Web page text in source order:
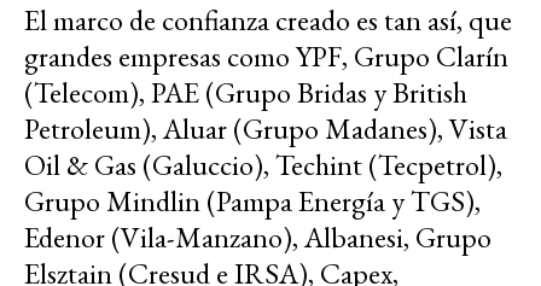
El marco de confianza creado es tan así, que
grandes empresas como YPF, Grupo Clarín
(Telecom), PAE (Grupo Bridas y British
Petroleum), Aluar (Grupo Madanes), Vista
Oil & Gas (Galuccio), Techint (Tecpetrol),
Grupo Mindlin (Pampa Energía y TGS),
Edenor (Vila-Manzano), Albanesi, Grupo
Elsztain (Cresud e IRSA), Capex,